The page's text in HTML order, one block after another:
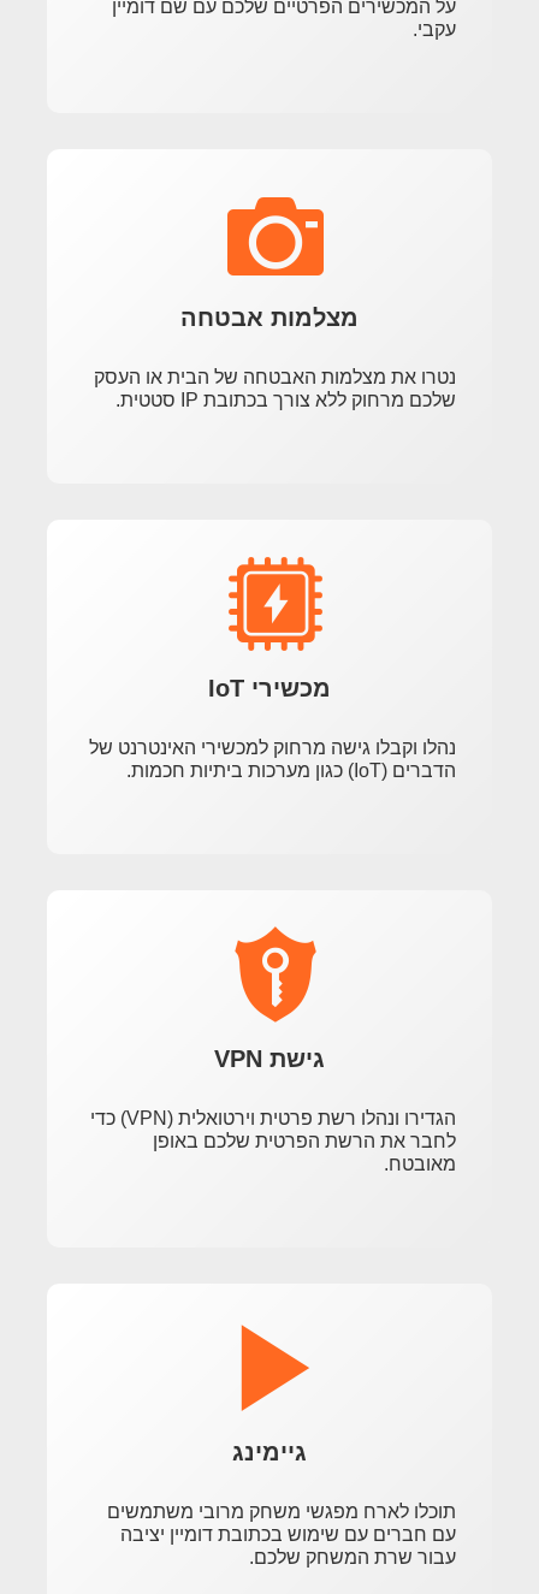
על המכשירים הפרטיים שלכם עם שם דומיין
עקבי.
מצלמות אבטחה
נטרו את מצלמות האבטחה של הבית או העסק
שלכם מרחוק ללא צורך בכתובת IP סטטית.
מכשירי IoT
נהלו וקבלו גישה מרחוק למכשירי האינטרנט של
הדברים (IoT) כגון מערכות ביתיות חכמות.
גישת VPN
הגדירו ונהלו רשת פרטית וירטואלית (VPN) כדי
לחבר את הרשת הפרטית שלכם באופן
מאובטח.
גיימינג
תוכלו לארח מפגשי משחק מרובי משתמשים
עם חברים עם שימוש בכתובת דומיין יציבה
עבור שרת המשחק שלכם.